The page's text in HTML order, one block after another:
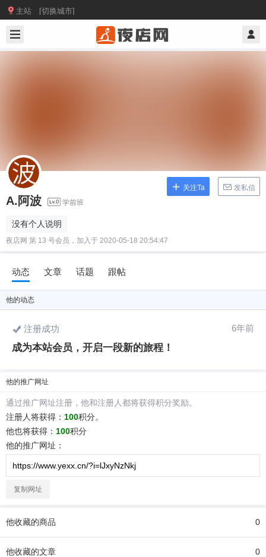
主站 [切换城市]
A.阿波 学前班
没有个人说明
夜店网 第 13 号会员，加入于 2020-05-18 20:54:47
关注Ta 发私信
动态 文章 话题 跟帖
他的动态
注册成功 6年前
成为本站会员，开启一段新的旅程！
他的推广网址
通过推广网址注册， 他和注册人都将获得积分奖励。
注册人将获得： 100积分。
他也将获得： 100积分
他的推广网址：
复制网址
他收藏的商品 0
他收藏的文章 0
6位以上
忘记密码？ 找回 已有帐号？
QQ登录 微博登录